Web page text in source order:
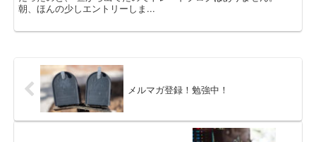
朝、ほんの少しエントリーしま...
メルマガ登録！勉強中！